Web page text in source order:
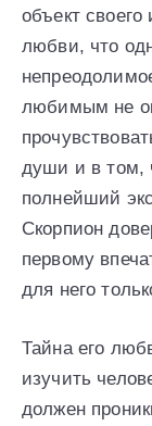
объект
любви, что
любимым не
души и в том,
полнейший
Скорпион
первому
для него
Тайна его
изучить
должен